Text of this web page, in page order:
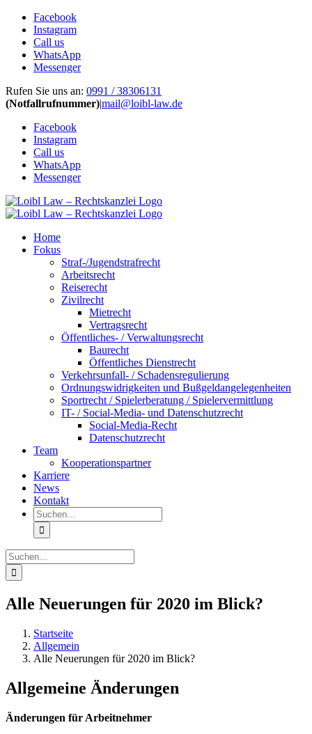
Facebook
Instagram
Call us
WhatsApp
Messenger
Zum
Inhalt
Rufen Sie uns an: 0991 / 38306131
(Notfallrufnummer)|mail@loibl-law.de
Facebook
Instagram
Call us
WhatsApp
Messenger
Home
Fokus
Straf-/Jugendstrafrecht
Arbeitsrecht
Reiserecht
Zivilrecht
Mietrecht
Vertragsrecht
Öffentliches- / Verwaltungsrecht
Baurecht
Öffentliches Dienstrecht
Verkehrsunfall- / Schadensregulierung
Ordnungswidrigkeiten und Bußgeldangelegenheiten
Sportrecht / Spielerberatung / Spielervermittlung
IT- / Social-Media- und Datenschutzrecht
Social-Media-Recht
Datenschutzrecht
Team
Kooperationspartner
Karriere
News
Kontakt
Suche
nach:
Suche
nach:
Alle Neuerungen für 2020 im Blick?
Startseite
Allgemein
Alle Neuerungen für 2020 im Blick?
Allgemeine Änderungen
Änderungen für Arbeitnehmer